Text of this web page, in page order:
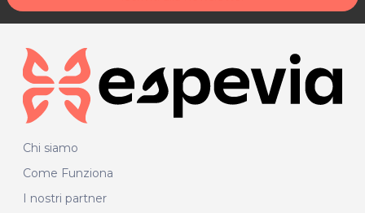
Chi siamo
Come Funziona
I nostri partner